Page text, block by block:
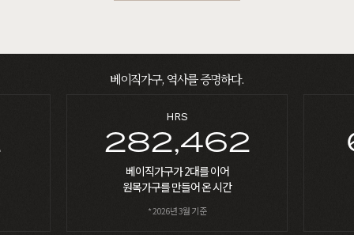
베이직가구, 역사를 증명하다.
PERSON
622,198
베이직 가구를 선택하신
현명한 고객들
* 2026년 3월 기준